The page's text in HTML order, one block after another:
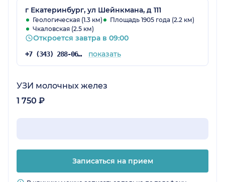
г Екатеринбург, ул Шейнкмана, д 111
Геологическая (1.3 км)
Площадь 1905 года (2.2 км)
Чкаловская (2.5 км)
Откроется завтра в 09:00
+7 (343) 288-06-62 показать
УЗИ молочных желез
1 750 ₽
Записаться на прием